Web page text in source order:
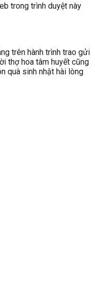
trong trình duyệt này
trên hành trình trao gửi
thợ hoa tâm huyết cũng
quà sinh nhật hài lòng